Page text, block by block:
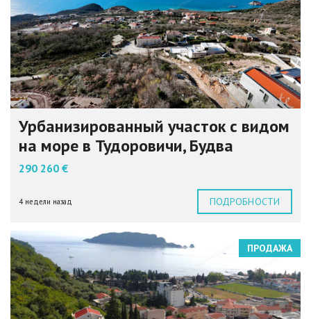
Урбанизированный участок с видом
на море в Тудоровичи, Будва
290 260 €
4 недели назад ПОДРОБНОСТИ
ПРОДАЖА